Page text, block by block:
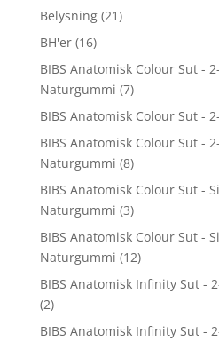
Belysning (21)
BH'er (16)
BIBS Anatomisk Colour Sut -
Naturgummi (7)
BIBS Anatomisk Colour Sut -
BIBS Anatomisk Colour Sut -
Naturgummi (8)
BIBS Anatomisk Colour Sut -
Naturgummi (3)
BIBS Anatomisk Colour Sut -
Naturgummi (12)
BIBS Anatomisk Infinity Sut -
(2)
BIBS Anatomisk Infinity Sut -